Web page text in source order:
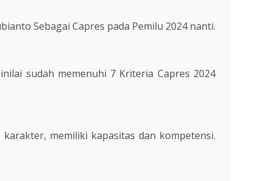
Sebagai Capres pada Pemilu 2024 nanti.
sudah memenuhi 7 Kriteria Capres 2024
memiliki kapasitas dan kompetensi.